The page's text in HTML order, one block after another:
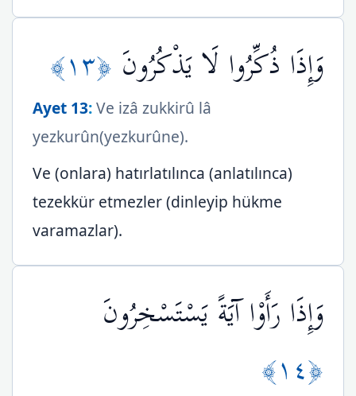
وَإِذَا ذُكِّرُوا لَا يَذْكُرُونَ ﴿١٣﴾
Ayet 13:Ve izâ zukkirû lâ
yezkurûn(yezkurûne).
Ve (onlara) hatırlatılınca (anlatılınca)
tezekkür etmezler (dinleyip hükme
varamazlar).
وَإِذَا رَأَوْا آيَةً يَسْتَسْخِرُونَ
﴿١٤﴾